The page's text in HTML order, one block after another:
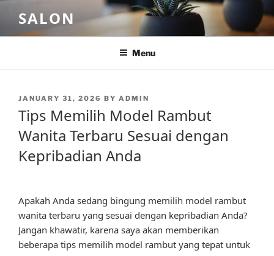
content
SALON
Menu
POSTED
ON
JANUARY 31, 2026 BY ADMIN
Tips Memilih Model Rambut
Wanita Terbaru Sesuai dengan
Kepribadian Anda
Apakah Anda sedang bingung memilih model rambut
wanita terbaru yang sesuai dengan kepribadian Anda?
Jangan khawatir, karena saya akan memberikan
beberapa tips memilih model rambut yang tepat untuk